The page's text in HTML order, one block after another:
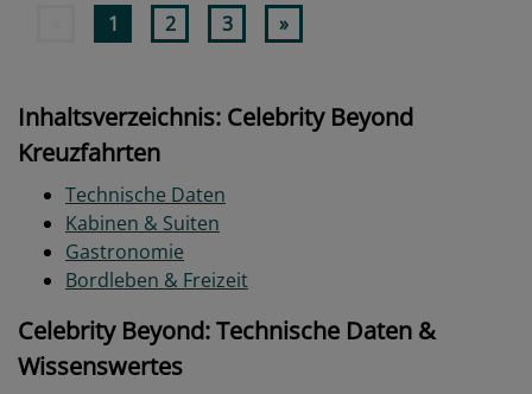
1 2 3 »
Inhaltsverzeichnis: Celebrity Beyond
Kreuzfahrten
Technische Daten
Kabinen & Suiten
Gastronomie
Bordleben & Freizeit
Celebrity Beyond: Technische Daten &
Wissenswertes